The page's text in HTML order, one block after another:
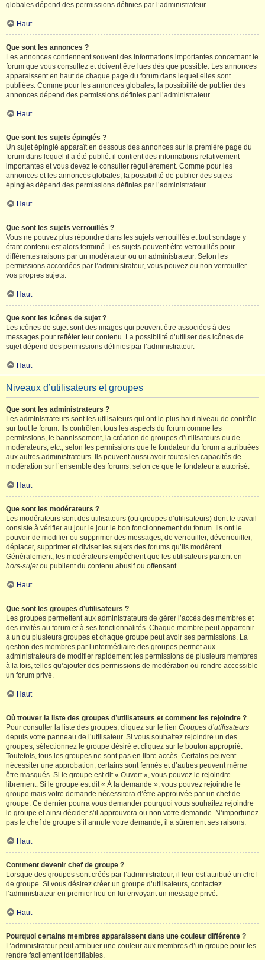
globales dépend des permissions définies par l’administrateur.
Haut
Que sont les annonces ?
Les annonces contiennent souvent des informations importantes concernant le
forum que vous consultez et doivent être lues dès que possible. Les annonces
apparaissent en haut de chaque page du forum dans lequel elles sont
publiées. Comme pour les annonces globales, la possibilité de publier des
annonces dépend des permissions définies par l’administrateur.
Haut
Que sont les sujets épinglés ?
Un sujet épinglé apparaît en dessous des annonces sur la première page du
forum dans lequel il a été publié. il contient des informations relativement
importantes et vous devez le consulter régulièrement. Comme pour les
annonces et les annonces globales, la possibilité de publier des sujets
épinglés dépend des permissions définies par l’administrateur.
Haut
Que sont les sujets verrouillés ?
Vous ne pouvez plus répondre dans les sujets verrouillés et tout sondage y
étant contenu est alors terminé. Les sujets peuvent être verrouillés pour
différentes raisons par un modérateur ou un administrateur. Selon les
permissions accordées par l’administrateur, vous pouvez ou non verrouiller
vos propres sujets.
Haut
Que sont les icônes de sujet ?
Les icônes de sujet sont des images qui peuvent être associées à des
messages pour refléter leur contenu. La possibilité d’utiliser des icônes de
sujet dépend des permissions définies par l’administrateur.
Haut
Niveaux d’utilisateurs et groupes
Que sont les administrateurs ?
Les administrateurs sont les utilisateurs qui ont le plus haut niveau de contrôle
sur tout le forum. Ils contrôlent tous les aspects du forum comme les
permissions, le bannissement, la création de groupes d’utilisateurs ou de
modérateurs, etc., selon les permissions que le fondateur du forum a attribuées
aux autres administrateurs. Ils peuvent aussi avoir toutes les capacités de
modération sur l’ensemble des forums, selon ce que le fondateur a autorisé.
Haut
Que sont les modérateurs ?
Les modérateurs sont des utilisateurs (ou groupes d’utilisateurs) dont le travail
consiste à vérifier au jour le jour le bon fonctionnement du forum. Ils ont le
pouvoir de modifier ou supprimer des messages, de verrouiller, déverrouiller,
déplacer, supprimer et diviser les sujets des forums qu’ils modèrent.
Généralement, les modérateurs empêchent que les utilisateurs partent en
hors-sujetou publient du contenu abusif ou offensant.
Haut
Que sont les groupes d’utilisateurs ?
Les groupes permettent aux administrateurs de gérer l’accès des membres et
des invités au forum et à ses fonctionnalités. Chaque membre peut appartenir
à un ou plusieurs groupes et chaque groupe peut avoir ses permissions. La
gestion des membres par l’intermédiaire des groupes permet aux
administrateurs de modifier rapidement les permissions de plusieurs membres
à la fois, telles qu’ajouter des permissions de modération ou rendre accessible
un forum privé.
Haut
Où trouver la liste des groupes d’utilisateurs et comment les rejoindre ?
Pour consulter la liste des groupes, cliquez sur le lien Groupes d’utilisateurs
depuis votre panneau de l’utilisateur. Si vous souhaitez rejoindre un des
groupes, sélectionnez le groupe désiré et cliquez sur le bouton approprié.
Toutefois, tous les groupes ne sont pas en libre accès. Certains peuvent
nécessiter une approbation, certains sont fermés et d’autres peuvent même
être masqués. Si le groupe est dit « Ouvert », vous pouvez le rejoindre
librement. Si le groupe est dit « À la demande », vous pouvez rejoindre le
groupe mais votre demande nécessitera d’être approuvée par un chef de
groupe. Ce dernier pourra vous demander pourquoi vous souhaitez rejoindre
le groupe et ainsi décider s’il approuvera ou non votre demande. N’importunez
pas le chef de groupe s’il annule votre demande, il a sûrement ses raisons.
Haut
Comment devenir chef de groupe ?
Lorsque des groupes sont créés par l’administrateur, il leur est attribué un chef
de groupe. Si vous désirez créer un groupe d’utilisateurs, contactez
l’administrateur en premier lieu en lui envoyant un message privé.
Haut
Pourquoi certains membres apparaissent dans une couleur différente ?
L’administrateur peut attribuer une couleur aux membres d’un groupe pour les
rendre facilement identifiables.